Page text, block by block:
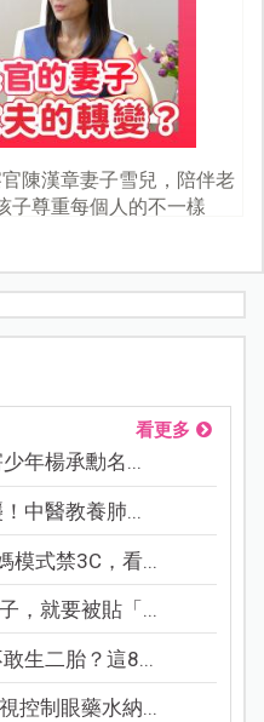
陳漢章妻子雪兒，陪伴老
子尊重每個人的不一樣
看更多
年楊承勳名...
中醫教養肺...
模式禁3C，看...
，就要被貼「...
生二胎？這8...
控制眼藥水納...